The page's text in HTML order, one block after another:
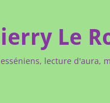
Le
lecture d'aura,